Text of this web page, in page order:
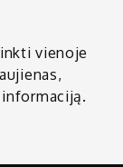
vienoje